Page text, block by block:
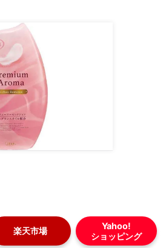
楽天市場
Yahoo!
ショッピング